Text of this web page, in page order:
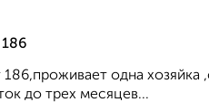
одна
до трех месяцев...